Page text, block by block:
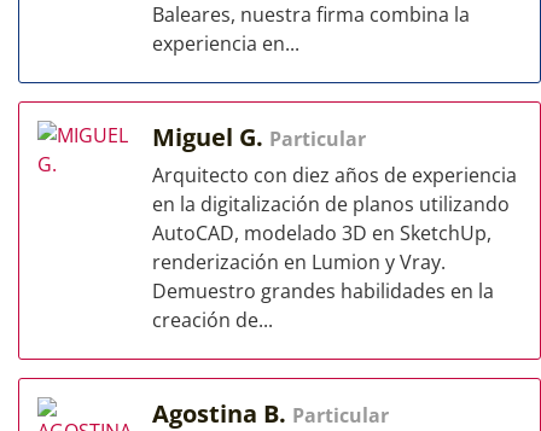
Baleares, nuestra firma combina la
experiencia en...
Miguel G. Particular
Arquitecto con diez años de experiencia
en la digitalización de planos utilizando
AutoCAD, modelado 3D en SketchUp,
renderización en Lumion y Vray.
Demuestro grandes habilidades en la
creación de...
Agostina B. Particular